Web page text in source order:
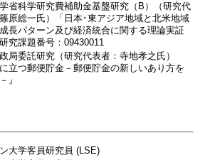
省科学研究費補助金基盤研究（B）（研究代
原総一氏）「日本･東アジア地域と北米地域
長パターン及び経済統合に関する理論実証
究課題番号：09430011
局委託研究（研究代表者：寺地孝之氏）
に立つ郵便貯金－郵便貯金の新しいあり方を
』
大学客員研究員 (LSE)